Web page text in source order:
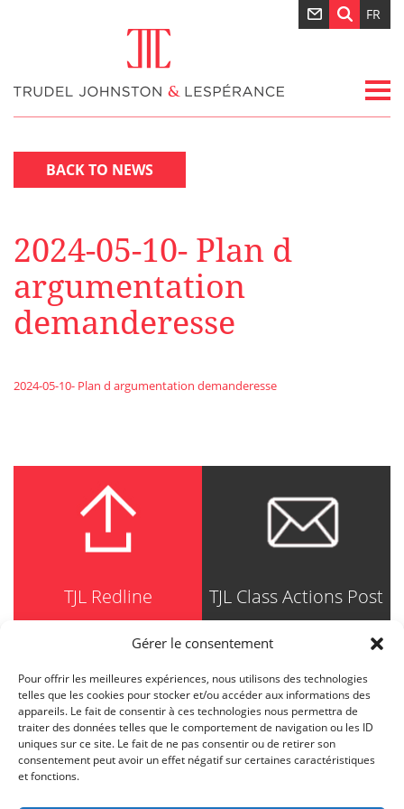
Gérer le consentement
Pour offrir les meilleures expériences, nous utilisons des technologies
telles que les cookies pour stocker et/ou accéder aux informations des
appareils. Le fait de consentir à ces technologies nous permettra de
traiter des données telles que le comportement de navigation ou les ID
uniques sur ce site. Le fait de ne pas consentir ou de retirer son
consentement peut avoir un effet négatif sur certaines caractéristiques
et fonctions.
FR
BACK TO NEWS
2024-05-10- Plan d
argumentation
demanderesse
2024-05-10- Plan d argumentation demanderesse
TJL Redline TJL Class Actions Post
TRUDEL JOHNSTON & LESPÉRANCE
Avocats / Barristers & Solicitors
750, Côte de la Place d'Armes, Suite 90
Montréal (Quebec) H2Y 2X8
T514 871-8385
1-844-588-8385